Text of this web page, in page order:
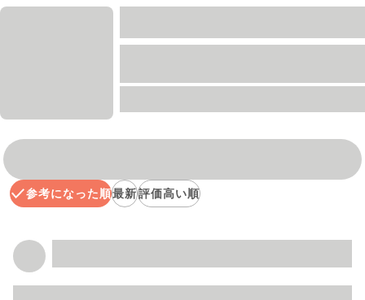
参考になった順最新評価高い順